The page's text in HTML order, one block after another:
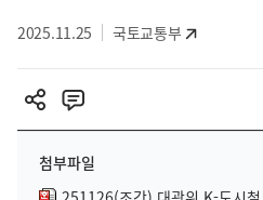
2025.11.25 국토교통부
첨부파일